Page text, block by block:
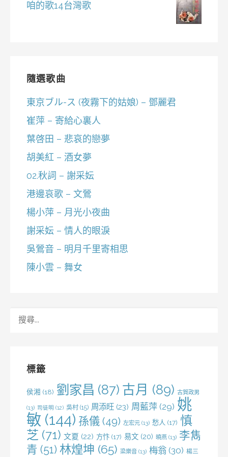
咱的歌14台灣歌
隨選歌曲
東京ブル-ス (夜霧下的姑娘) – 鄧麗君
崔萍 – 寄給心裏人
葉啓田 – 悲哀的戀夢
胡美紅 – 酒女夢
02.秋詞 – 謝采妘
港邊哀歌 – 文鶯
楊小萍 – 月光小夜曲
謝采妘 – 情人的眼淚
吳鶯音 – 明月千里寄相思
陳小雲 – 舞女
標籤
侯湘 (18) 劉家昌 (87) 古月 (89) 古賀政男
(13) 司徒明 (12) 吳村 (15) 周添旺 (23) 周藍萍 (29) 姚
敏 (144) 孫儀 (49) 左宏元 (13) 愁人 (17) 慎
芝 (71) 文夏 (22) 方忭 (17) 易文 (20) 曉燕 (13) 李雋
青 (51) 林煌坤 (65) 梁樂音 (13) 梅翁 (30) 楊三